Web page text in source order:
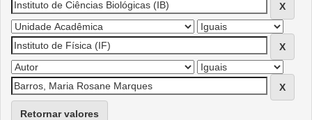
Retornar valores